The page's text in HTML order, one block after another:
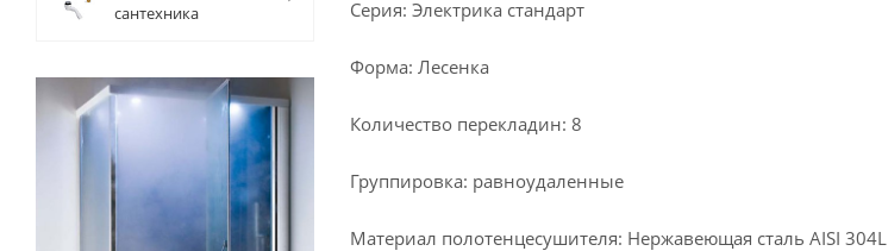
Серия: Электрика стандарт
Форма: Лесенка
Количество перекладин: 8
Группировка: равноудаленные
Материал полотенцесушителя: Нержавеющая сталь AISI 304L
сантехника